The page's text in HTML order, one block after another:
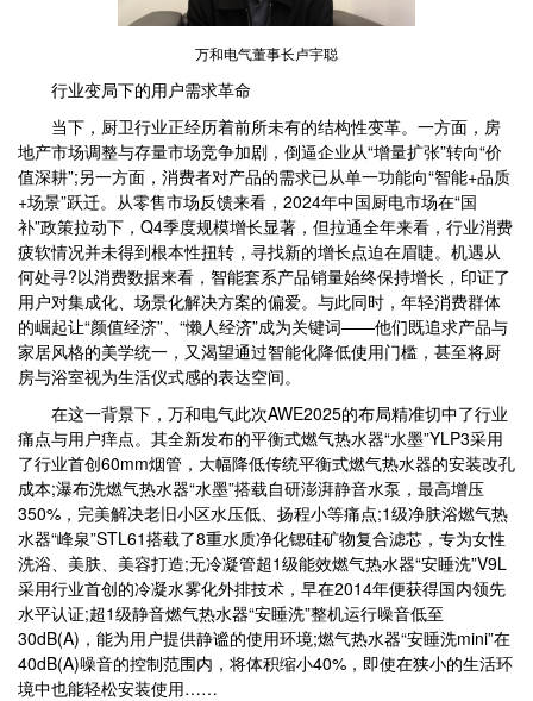
万和电气董事长卢宇聪
行业变局下的用户需求革命
当下，厨卫行业正经历着前所未有的结构性变革。一方面，房
地产市场调整与存量市场竞争加剧，倒逼企业从“增量扩张”转向“价
值深耕”;另一方面，消费者对产品的需求已从单一功能向“智能+品质
+场景”跃迁。从零售市场反馈来看，2024年中国厨电市场在“国
补”政策拉动下，Q4季度规模增长显著，但拉通全年来看，行业消费
疲软情况并未得到根本性扭转，寻找新的增长点迫在眉睫。机遇从
何处寻?以消费数据来看，智能套系产品销量始终保持增长，印证了
用户对集成化、场景化解决方案的偏爱。与此同时，年轻消费群体
的崛起让“颜值经济”、“懒人经济”成为关键词——他们既追求产品与
家居风格的美学统一，又渴望通过智能化降低使用门槛，甚至将厨
房与浴室视为生活仪式感的表达空间。
在这一背景下，万和电气此次AWE2025的布局精准切中了行业
痛点与用户痒点。其全新发布的平衡式燃气热水器“水墨”YLP3采用
了行业首创60mm烟管，大幅降低传统平衡式燃气热水器的安装改孔
成本;瀑布洗燃气热水器“水墨”搭载自研澎湃静音水泵，最高增压
350%，完美解决老旧小区水压低、扬程小等痛点;1级净肤浴燃气热
水器“峰泉”STL61搭载了8重水质净化锶硅矿物复合滤芯，专为女性
洗浴、美肤、美容打造;无冷凝管超1级能效燃气热水器“安睡洗”V9L
采用行业首创的冷凝水雾化外排技术，早在2014年便获得国内领先
水平认证;超1级静音燃气热水器“安睡洗”整机运行噪音低至
30dB(A)，能为用户提供静谧的使用环境;燃气热水器“安睡洗mini”在
40dB(A)噪音的控制范围内，将体积缩小40%，即使在狭小的生活环
境中也能轻松安装使用……